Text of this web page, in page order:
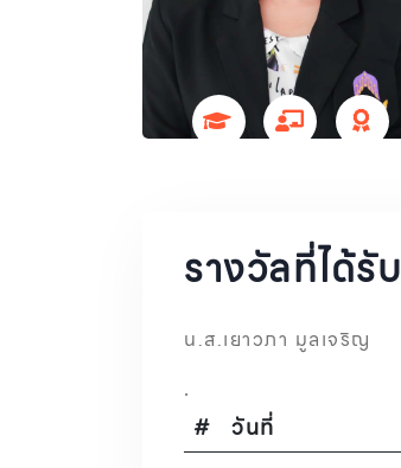
รางวัลที่ได้รับ
น.ส.เยาวภา มูลเจริญ
.
#
วันที่